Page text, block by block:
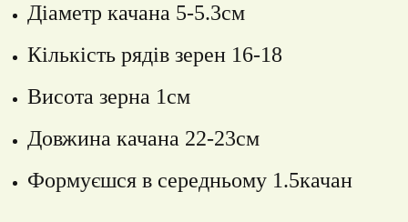
Діаметр качана 5-5.3см
Кількість рядів зерен 16-18
Висота зерна 1см
Довжина качана 22-23см
Формуєшся в середньому 1.5качан